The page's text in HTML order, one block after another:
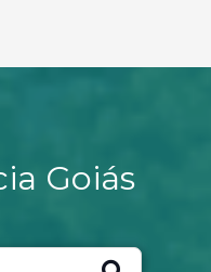
Goiás